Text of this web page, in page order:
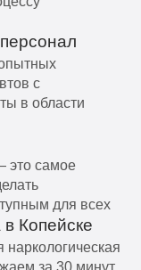
с
в области
это самое
для всех
Копейске
за 30 минут